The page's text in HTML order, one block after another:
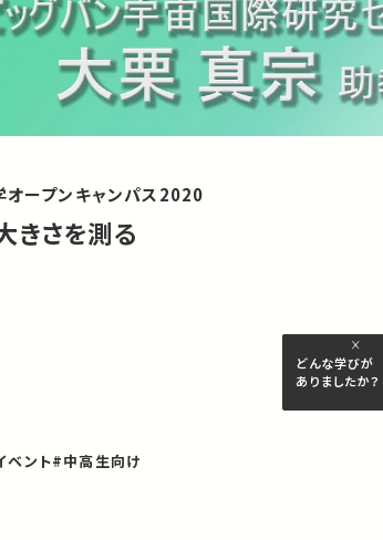
ープンキャンパス2020
きさを測る
どんな学びが
ありましたか？
ベント#中高生向け